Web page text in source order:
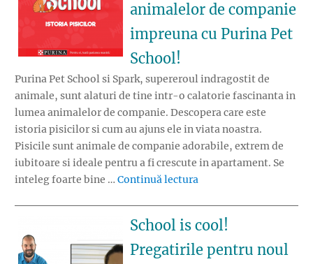
animalelor de companie
impreuna cu Purina Pet
School!
Purina Pet School si Spark, supereroul indragostit de
animale, sunt alaturi de tine intr-o calatorie fascinanta in
lumea animalelor de companie. Descopera care este
istoria pisicilor si cum au ajuns ele in viata noastra.
Pisicile sunt animale de companie adorabile, extrem de
iubitoare si ideale pentru a fi crescute in apartament. Se
inteleg foarte bine … Continuă lectura
School is cool!
Pregatirile pentru noul